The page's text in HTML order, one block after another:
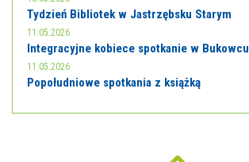
Tydzień Bibliotek w Jastrzębsku Starym
11.05.2026
Integracyjne kobiece spotkanie w Bukowcu
11.05.2026
Popołudniowe spotkania z książką